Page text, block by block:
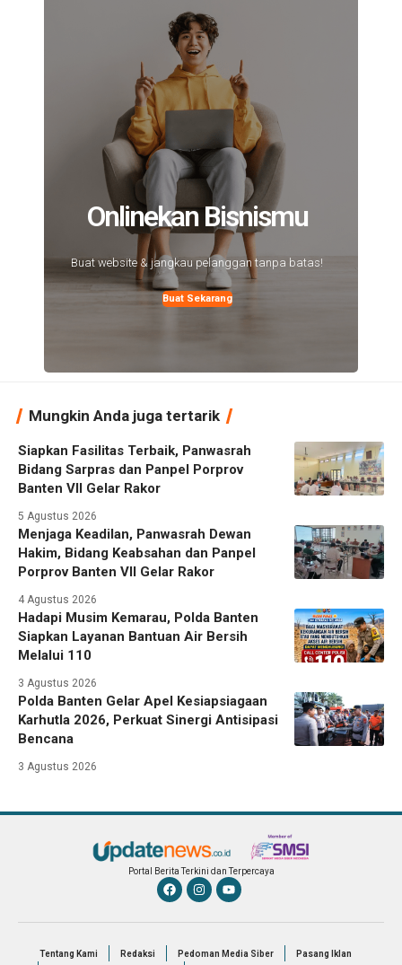
Onlinekan Bisnismu
Buat website & jangkau pelanggan tanpa batas!
Buat Sekarang
Mungkin Anda juga tertarik
Siapkan Fasilitas Terbaik, Panwasrah
Bidang Sarpras dan Panpel Porprov
Banten VII Gelar Rakor
5 Agustus 2026
Menjaga Keadilan, Panwasrah Dewan
Hakim, Bidang Keabsahan dan Panpel
Porprov Banten VII Gelar Rakor
4 Agustus 2026
Hadapi Musim Kemarau, Polda Banten
Siapkan Layanan Bantuan Air Bersih
Melalui 110
3 Agustus 2026
Polda Banten Gelar Apel Kesiapsiagaan
Karhutla 2026, Perkuat Sinergi Antisipasi
Bencana
3 Agustus 2026
Portal Berita Terkini dan Terpercaya
Tentang Kami Redaksi Pedoman Media Siber
Pasang Iklan